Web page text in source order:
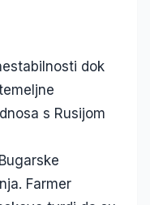
dok
s Rusijom
Farmer